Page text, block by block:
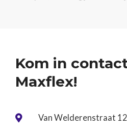
Kom in
Maxflex!
 Van Welderenstraat